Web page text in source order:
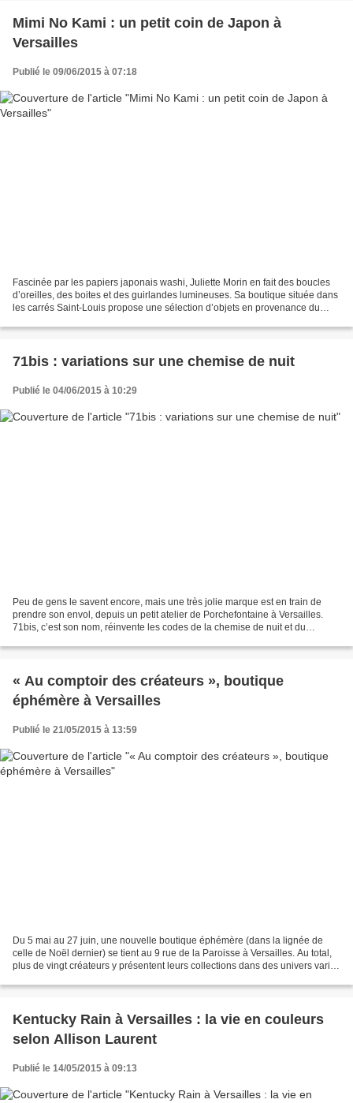
Mimi No Kami : un petit coin de Japon à
Versailles
Publié le 09/06/2015 à 07:18
Fascinée par les papiers japonais washi, Juliette Morin en fait des boucles
d’oreilles, des boites et des guirlandes lumineuses. Sa boutique située dans
les carrés Saint-Louis propose une sélection d’objets en provenance du
71bis : variations sur une chemise de nuit
Publié le 04/06/2015 à 10:29
Peu de gens le savent encore, mais une très jolie marque est en train de
prendre son envol, depuis un petit atelier de Porchefontaine à Versailles.
71bis, c’est son nom, réinvente les codes de la chemise de nuit et du
« Au comptoir des créateurs », boutique
éphémère à Versailles
Publié le 21/05/2015 à 13:59
Du 5 mai au 27 juin, une nouvelle boutique éphémère (dans la lignée de
celle de Noël dernier) se tient au 9 rue de la Paroisse à Versailles. Au total,
plus de vingt créateurs y présentent leurs collections dans des univers variés
Kentucky Rain à Versailles : la vie en couleurs
selon Allison Laurent
Publié le 14/05/2015 à 09:13